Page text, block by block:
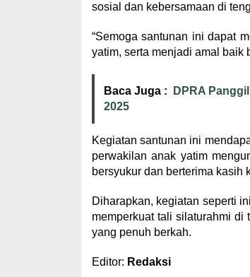
sosial dan kebersamaan di
“Semoga santunan ini dapat
yatim, serta menjadi amal baik
Baca Juga :
DPRA
2025
Kegiatan santunan ini
perwakilan anak yatim
bersyukur dan berterima kasih
Diharapkan, kegiatan seperti
memperkuat tali silaturahmi di
yang penuh berkah.
Editor: Redaksi